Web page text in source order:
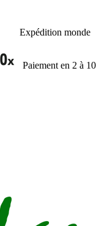
Expédition monde
Paiement en 2 à 10